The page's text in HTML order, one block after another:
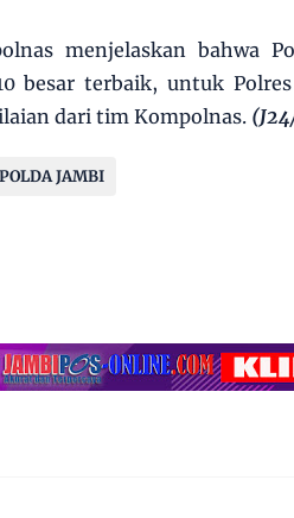
menjelaskan bahwa
besar terbaik, untuk
dari tim Kompolnas.
POLDA JAMBI